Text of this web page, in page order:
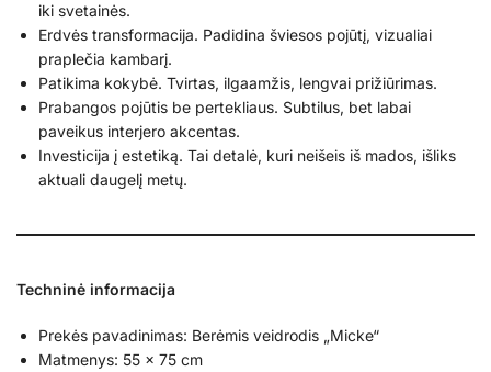
iki svetainės.
Erdvės transformacija. Padidina šviesos pojūtį, vizualiai
praplečia kambarį.
Patikima kokybė. Tvirtas, ilgaamžis, lengvai prižiūrimas.
Prabangos pojūtis be pertekliaus. Subtilus, bet labai
paveikus interjero akcentas.
Investicija į estetiką. Tai detalė, kuri neišeis iš mados, išliks
aktuali daugelį metų.
Techninė informacija
Prekės pavadinimas: Berėmis veidrodis „Micke“
Matmenys: 55 x 75 cm